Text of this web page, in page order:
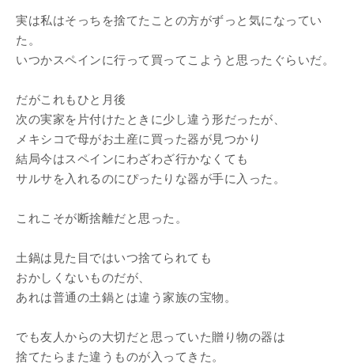
実は私はそっちを捨てたことの方がずっと気になってい
た。
いつかスペインに行って買ってこようと思ったぐらいだ。
だがこれもひと月後
次の実家を片付けたときに少し違う形だったが、
メキシコで母がお土産に買った器が見つかり
結局今はスペインにわざわざ行かなくても
サルサを入れるのにぴったりな器が手に入った。
これこそが断捨離だと思った。
土鍋は見た目ではいつ捨てられても
おかしくないものだが、
あれは普通の土鍋とは違う家族の宝物。
でも友人からの大切だと思っていた贈り物の器は
捨てたらまた違うものが入ってきた。